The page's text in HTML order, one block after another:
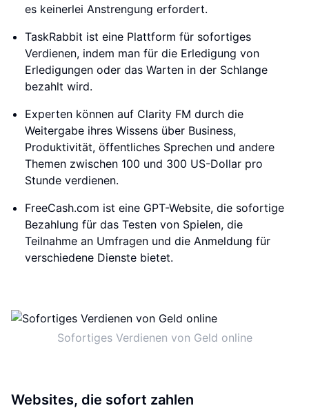
es keinerlei Anstrengung erfordert.
TaskRabbit ist eine Plattform für sofortiges
Verdienen, indem man für die Erledigung von
Erledigungen oder das Warten in der Schlange
bezahlt wird.
Experten können auf Clarity FM durch die
Weitergabe ihres Wissens über Business,
Produktivität, öffentliches Sprechen und andere
Themen zwischen 100 und 300 US-Dollar pro
Stunde verdienen.
FreeCash.com ist eine GPT-Website, die sofortige
Bezahlung für das Testen von Spielen, die
Teilnahme an Umfragen und die Anmeldung für
verschiedene Dienste bietet.
Sofortiges Verdienen von Geld online
Websites, die sofort zahlen